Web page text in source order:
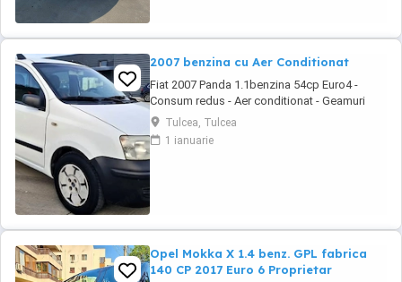
2007 benzina cu Aer Conditionat
Fiat 2007 Panda 1.1benzina 54cp Euro4 -
Consum redus - Aer conditionat - Geamuri
electrice - Oglinzile reglabile - Sistem ftanare
ABS - Airbaguri frontale - Radio CD cu MP3 -
Anvelope de iarna M+S - Portbagaj foarte
Tulcea, Tulcea
1 ianuarie
Opel Mokka X 1.4 benz. GPL fabrica
140 CP 2017 Euro 6 Proprietar